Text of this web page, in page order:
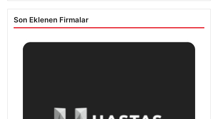
Son Eklenen Firmalar